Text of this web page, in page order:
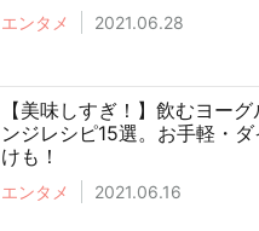
エンタメ 2021.06.28
【美味しすぎ！】飲むヨー
ンジレシピ15選。お手軽・
けも！
エンタメ 2021.06.16